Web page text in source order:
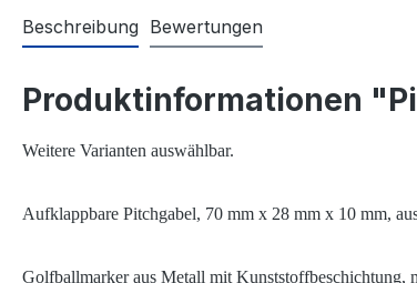
Beschreibung Bewertungen
Produktinformationen
Weitere Varianten auswählbar.
Aufklappbare Pitchgabel, 70 mm x 28 mm x 10 mm,
Golfballmarker aus Metall mit Kunststoffbeschichtung,